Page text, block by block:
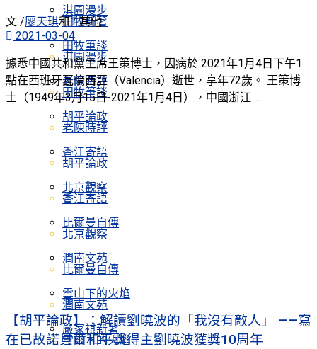
淇園漫步
田牧筆談
老陳時評
胡平論政
香江寄語
北京觀察
比爾曼自傳
潤南文苑
雪山下的火焰
嚴家祺新著
田牧新著
淇園漫步
田牧筆談
老陳時評
胡平論政
香江寄語
北京觀察
比爾曼自傳
潤南文苑
雪山下的火焰
文 /廖天琪和1 其他
2021-03-04
據悉中國共和黨主席王策博士，因病於 2021年1月4日下午1
點在西班牙瓦倫西亞（Valencia）逝世，享年72歲。 王策博
士（1949年3月15日-2021年1月4日），中國浙江 ...
【胡平論政】：解讀劉曉波的「我沒有敵人」 ——寫
在已故諾貝爾和平獎得主劉曉波獲獎10周年